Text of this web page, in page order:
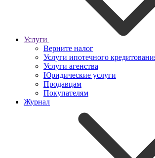
Услуги
Верните налог
Услуги ипотечного
Услуги агенства
Юридические услуги
Продавцам
Покупателям
Журнал